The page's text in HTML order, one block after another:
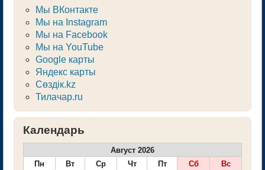
Мы ВКонтакте
Мы на Instagram
Мы на Facebook
Мы на YouTube
Google карты
Яндекс карты
Сөздік.kz
Тилачар.ru
Календарь
Август 2026
Пн
Вт Ср Чт Пт Сб
Вс